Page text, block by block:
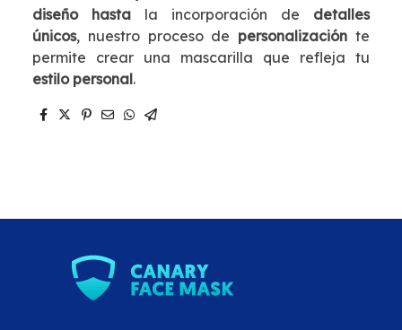
diseño hasta la incorporación de detalles
únicos, nuestro proceso de personalizaciónte
permite crear una mascarilla que refleja tu
estilo personal.